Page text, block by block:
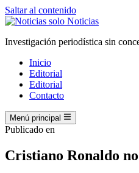
Saltar al contenido
Investigación periodística sin
Inicio
Editorial
Editorial
Contacto
Menú principal
Publicado en
Cristiano Ronaldo